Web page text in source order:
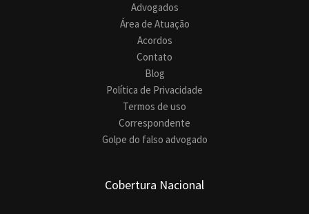
Advogados
Área de Atuação
Acordos
Contato
Blog
Política de Privacidade
Termos de uso
Correspondente
Golpe do falso advogado
Cobertura Nacional